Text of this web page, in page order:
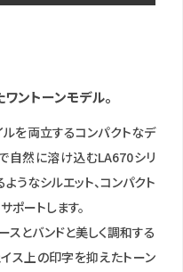
ントーンモデル。
を両立するコンパクトなデ
自然に溶け込むLA670シリ
うなシルエット、コンパクト
ートします。
とバンドと美しく調和する
イス上の印字を抑えたトーン